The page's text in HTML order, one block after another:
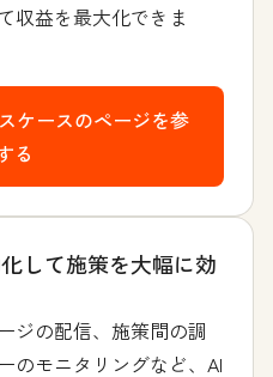
収益を最大化できま
ケースのページを参
る
して施策を大幅に効
ジの配信、施策間の調
のモニタリングなど、AI